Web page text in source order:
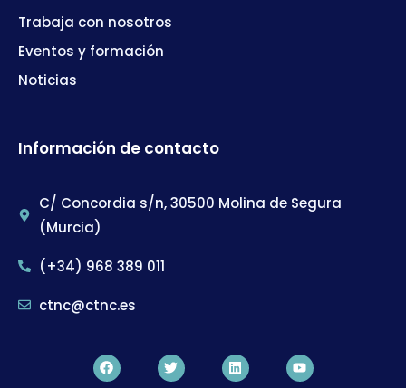
Trabaja con nosotros
Eventos y formación
Noticias
Información de contacto
C/ Concordia s/n, 30500 Molina de Segura
(Murcia)
(+34) 968 389 011
ctnc@ctnc.es